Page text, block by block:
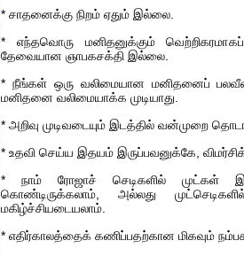
* சாதனைக்கு நிறம் ஏதும் இல்லை.
* எந்தவொரு மனிதனுக்கும்
தேவையான ஞாபகசக்தி இல்லை.
* நீங்கள் ஒரு வலிமையான மனிதனைப்
மனிதனை வலிமையாக்க முடியாது.
* அறிவு முடிவடையும் இடத்தில் வன்முறை
* உதவி செய்ய இதயம் இருப்பவனுக்கே,
* நாம் ரோஜாச் செடிகளில் முட்கள்
கொண்டிருக்கலாம், அல்லது
மகிழ்ச்சியடையலாம்.
* எதிர்காலத்தைக் கணிப்பதற்கான மிகவும்